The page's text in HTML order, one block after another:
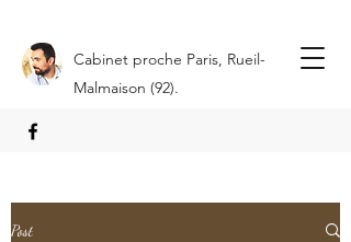
Cabinet proche Paris, Rueil-
Malmaison (92).
Post